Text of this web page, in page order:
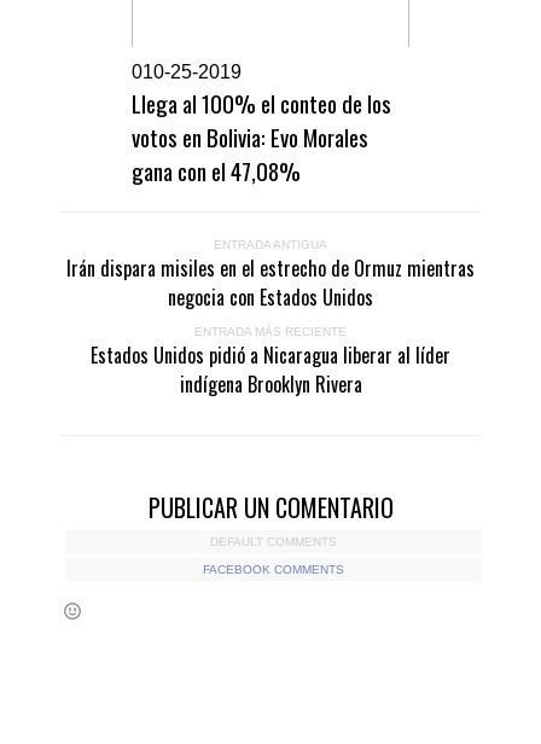
010-25-2019
Llega al 100% el conteo de los
votos en Bolivia: Evo Morales
gana con el 47,08%
ENTRADA ANTIGUA
Irán dispara misiles en el estrecho de Ormuz mientras
negocia con Estados Unidos
ENTRADA MÁS RECIENTE
Estados Unidos pidió a Nicaragua liberar al líder
indígena Brooklyn Rivera
PUBLICAR UN COMENTARIO
DEFAULT COMMENTS
FACEBOOK COMMENTS